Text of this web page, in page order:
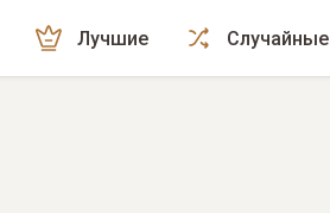
Лучшие Случайные